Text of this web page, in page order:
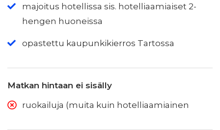
majoitus hotellissa sis. hotelliaamiaiset 2-
hengen huoneissa
opastettu kaupunkikierros Tartossa
Matkan hintaan ei sisälly
ruokailuja (muita kuin hotelliaamiainen